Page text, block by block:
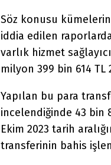
Söz konusu
iddia edilen
varlık hizmet
milyon 399 bin 614
Yapılan bu para
incelendiğinde 43 bin
Ekim 2023 tarih
transferinin bahis